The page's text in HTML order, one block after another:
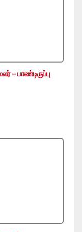
– பாண்டிருப்பு